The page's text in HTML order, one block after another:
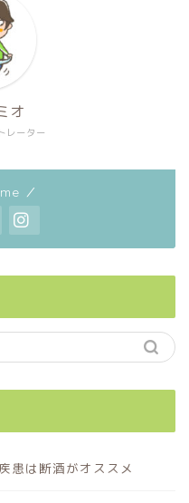
レーター
オ
／
患は断酒がオススメ